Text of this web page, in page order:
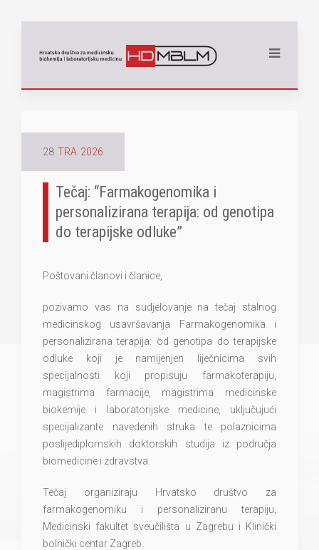
28 TRA 2026
Tečaj: “Farmakogenomika i
personalizirana terapija: od genotipa
do terapijske odluke”
Poštovani članovi i članice,
pozivamo vas na sudjelovanje na tečaj stalnog
medicinskog usavršavanja Farmakogenomika i
personalizirana terapija: od genotipa do terapijske
odluke koji je namijenjen liječnicima svih
specijalnosti koji propisuju farmakoterapiju,
magistrima farmacije, magistrima medicinske
biokemije i laboratorijske medicine, uključujući
specijalizante navedenih struka te polaznicima
poslijediplomskih doktorskih studija iz područja
biomedicine i zdravstva.
Tečaj organiziraju Hrvatsko društvo za
farmakogenomiku i personaliziranu terapiju,
Medicinski fakultet sveučilišta u Zagrebu i Klinički
bolnički centar Zagreb.